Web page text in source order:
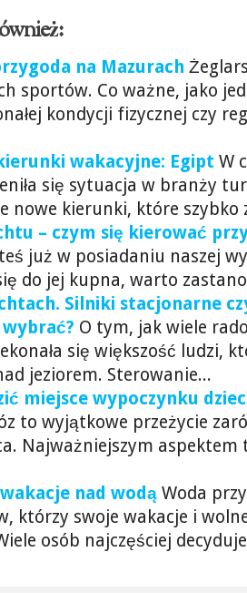
na Mazurach
sportów. Co ważne, jako
kondycji fizycznej czy
wakacyjne: Egipt W
się sytuacja w branży
nowe kierunki, które szybko
– czym się kierować
już w posiadaniu naszej
do jej kupna, warto
Silniki stacjonarne
O tym, jak wiele
się większość ludzi,
jeziorem. Sterowanie...
miejsce wypoczynku
to wyjątkowe przeżycie
Najważniejszym
nad wodą Woda
którzy swoje wakacje i
osób najczęściej